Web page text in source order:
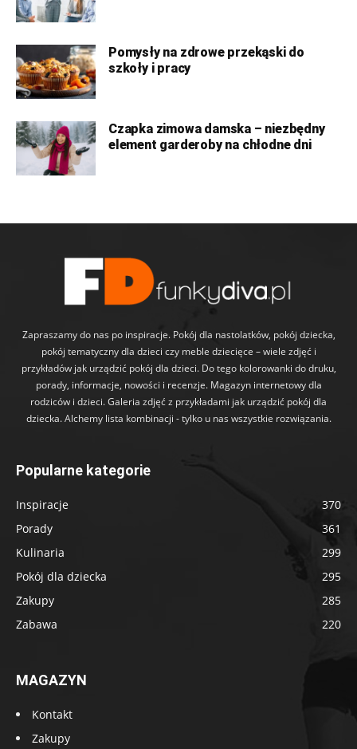
Pomysły na zdrowe przekąski do
szkoły i pracy
Czapka zimowa damska – niezbędny
element garderoby na chłodne dni
Zapraszamy do nas po inspiracje. Pokój dla nastolatków, pokój dziecka,
pokój tematyczny dla dzieci czy meble dziecięce – wiele zdjęć i
przykładów jak urządzić pokój dla dzieci. Do tego kolorowanki do druku,
porady, informacje, nowości i recenzje. Magazyn internetowy dla
rodziców i dzieci. Galeria zdjęć z przykładami jak urządzić pokój dla
dziecka. Alchemy lista kombinacji - tylko u nas wszystkie rozwiązania.
Popularne kategorie
Inspiracje
370
Porady
361
Kulinaria
299
Pokój dla dziecka
295
Zakupy
285
Zabawa
220
MAGAZYN
Kontakt
Zakupy